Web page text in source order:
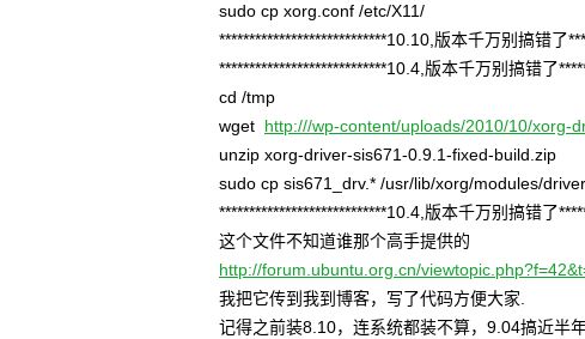
sudo cp xorg.conf /etc/X11/
****************************10.10,版本千万别搞错了
****************************10.4,版本千万别搞错了
cd /tmp
wget http:///wp-content/uploads/2010/10/xorg-
unzip xorg-driver-sis671-0.9.1-fixed-build.zip
sudo cp sis671_drv.* /usr/lib/xorg/modules/
****************************10.4,版本千万别搞错了
这个文件不知道谁那个高手提供的
http://forum.ubuntu.org.cn/
我把它传到我到博客，写了代码方便大家.
记得之前装8.10，连系统都装不算，9.04搞近半